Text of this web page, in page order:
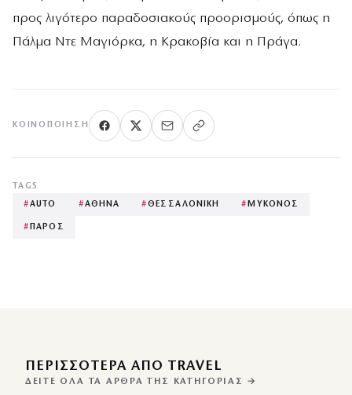
προς λιγότερο παραδοσιακούς προορισμούς, όπως η
Πάλμα Ντε Μαγιόρκα, η Κρακοβία και η Πράγα.
ΚΟΙΝΟΠΟΊΗΣΗ
TAGS
#AUTO #ΑΘΗΝΑ #ΘΕΣΣΑΛΟΝΙΚΗ # ΜΥΚΟΝΟΣ
# ΠΑΡΟΣ
ΠΕΡΙΣΣΌΤΕΡΑ ΑΠΌ TRAVEL
ΔΕΊΤΕ ΌΛΑ ΤΑ ΆΡΘΡΑ ΤΗΣ ΚΑΤΗΓΟΡΊΑΣ →